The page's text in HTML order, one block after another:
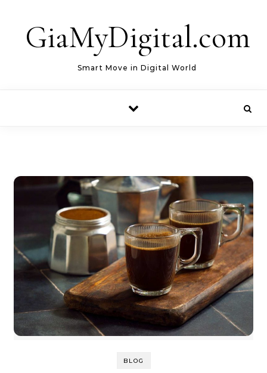
GiaMyDigital.com
Smart Move in Digital World
BLOG